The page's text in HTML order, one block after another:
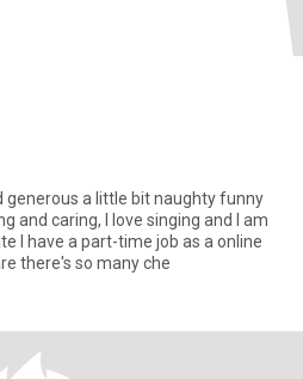
generous a little bit naughty funny
and caring, I love singing and I am
I have a part-time job as a online
there's so many che